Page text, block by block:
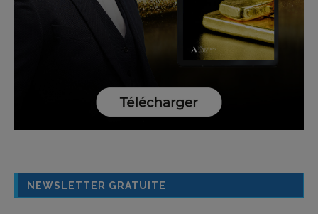
NEWSLETTER GRATUITE